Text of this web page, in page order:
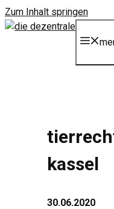
Zum Inhalt springen
kassel
30.06.2020